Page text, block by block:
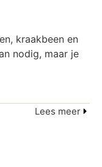
kraakbeen en
nodig, maar je
Lees meer